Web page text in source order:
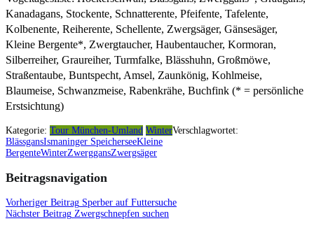
Kanadagans, Stockente, Schnatterente, Pfeifente, Tafelente,
Kolbenente, Reiherente, Schellente, Zwergsäger, Gänsesäger,
Kleine Bergente*, Zwergtaucher, Haubentaucher, Kormoran,
Silberreiher, Graureiher, Turmfalke, Blässhuhn, Großmöwe,
Straßentaube, Buntspecht, Amsel, Zaunkönig, Kohlmeise,
Blaumeise, Schwanzmeise, Rabenkrähe, Buchfink (* = persönliche
Erstsichtung)
Kategorie: Tour München-Umland WinterVerschlagwortet:
BlässgansIsmaninger SpeicherseeKleine
BergenteWinterZwerggansZwergsäger
Beitragsnavigation
Vorheriger Beitrag Sperber auf Futtersuche
Nächster Beitrag Zwergschnepfen suchen